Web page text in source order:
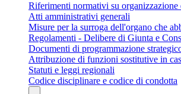
Riferimenti normativi su organizzazione
Atti amministrativi generali
Misure per la surroga dell'organo che
Regolamenti - Delibere di Giunta e
Documenti di programmazione
Attribuzione di funzioni sostitutive in
Statuti e leggi regionali
Codice disciplinare e codice di condotta